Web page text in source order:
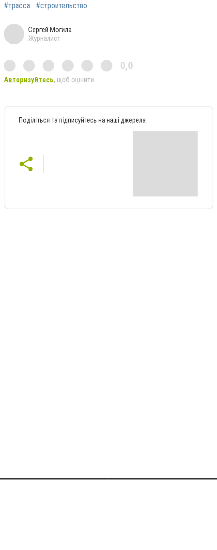
#трасса #строительство
Сергей Могила
Журналист
0,0
Авторизуйтесь, щоб оцінити
Поділіться та підписуйтесь на наші джерела